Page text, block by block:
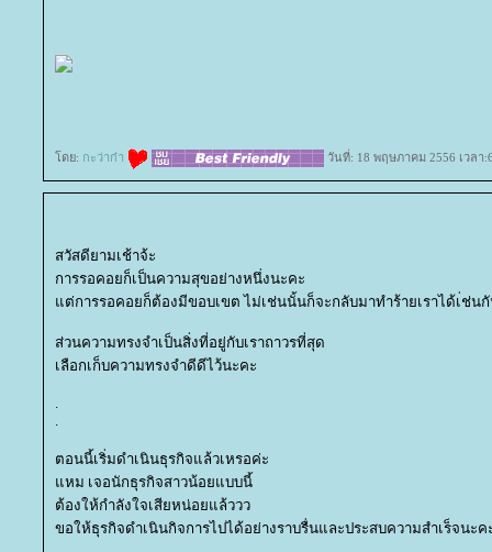
ดย: กะว่าก๋า วันที่: 18 พฤษภาคม 2556 เวลา
สวัสดียามเช้าจ้ะ
การรอคอยก็เป็นความสุขอย่างหนึ่งนะคะ
ต่การรอคอยก็ต้องมีขอบเขต ไม่เช่นนั้นก็จะกลับมาทำร้ายเราได้เ่ช่น
ส่วนความทรงจำเป็นสิ่งที่อยู่กับเราถาวรที่สุด
เลือกเก็บความทรงจำดีดีไว้นะคะ
ตอนนี้เริ่มดำเนินธุรกิจแล้วเหรอค่ะ
หม เจอนักธุรกิจสาวน้อยแบบนี้
ต้องให้กำลังใจเสียหน่อยแล้ววว
ขอให้ธุรกิจดำเนินกิจการไปได้อย่างราบรื่นและประสบความสำเร็จนะค